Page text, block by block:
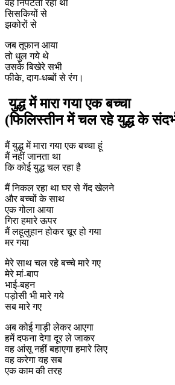
वह निपटता रहा था
सिसकियों से
झकोरों से
जब तूफान आया
तो धुल गये थे
उसके बिखेरे सभी
फीके, दाग-धब्बों से रंग।
युद्ध में मारा गया एक बच्चा
(फिलिस्तीन में चल रहे युद्ध के
मैं युद्ध में मारा गया एक बच्चा हूं
मैं नहीं जानता था
कि कोई युद्ध चल रहा है
मैं निकल रहा था घर से गेंद खेलने
और बच्चों के साथ
एक गोला आया
गिरा हमारे ऊपर
मैं लहूलुहान होकर चूर हो गया
मर गया
मेरे साथ चल रहे बच्चे मारे गए
मेरे मां-बाप
भाई-बहन
पड़ोसी भी मारे गये
सब मारे गए
अब कोई गाड़ी लेकर आएगा
हमें दफना देगा दूर ले जाकर
वह आंसू नहीं बहाएगा हमारे लिए
वह करेगा यह सब
एक काम की तरह